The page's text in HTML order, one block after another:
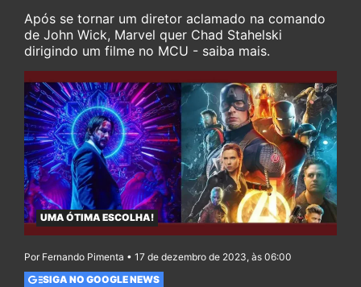
Após se tornar um diretor aclamado na comando
de John Wick, Marvel quer Chad Stahelski
dirigindo um filme no MCU - saiba mais.
UMA ÓTIMA ESCOLHA!
Por Fernando Pimenta • 17 de dezembro de 2023, às 06:00
SIGA NO GOOGLE NEWS